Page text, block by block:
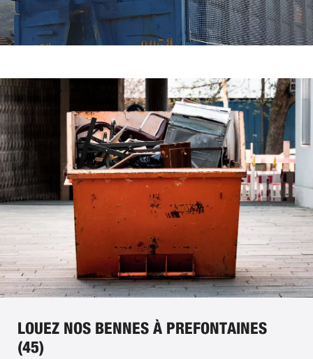
LOUEZ NOS BENNES À PREFONTAINES
(45)